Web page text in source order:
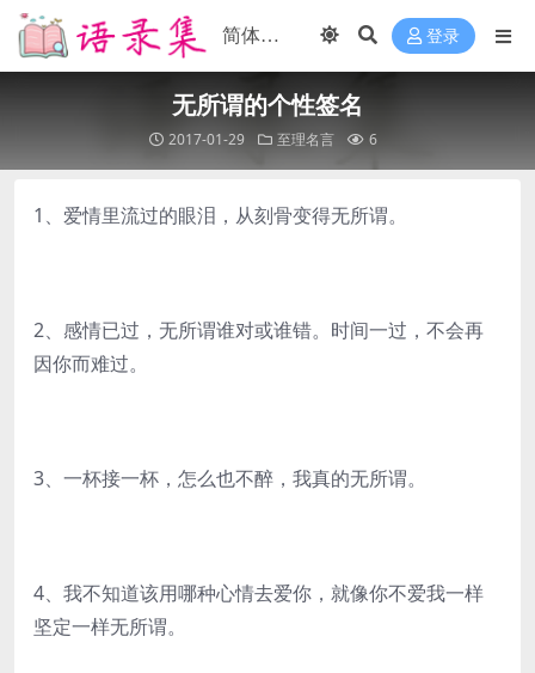
登录
无所谓的个性签名
2017-01-29 至理名言 6
1、爱情里流过的眼泪，从刻骨变得无所谓。
2、感情已过，无所谓谁对或谁错。时间一过，不会再
因你而难过。
3、一杯接一杯，怎么也不醉，我真的无所谓。
4、我不知道该用哪种心情去爱你，就像你不爱我一样
坚定一样无所谓。